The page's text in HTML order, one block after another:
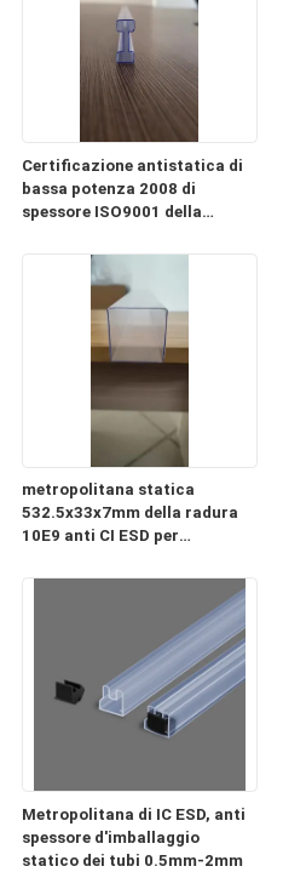
Certificazione antistatica di
bassa potenza 2008 di
spessore ISO9001 della
metropolitana statica
532.5x33x7mm della radura
10E9 anti CI ESD per
Metropolitana di IC ESD, anti
spessore d'imballaggio
statico dei tubi 0.5mm-2mm